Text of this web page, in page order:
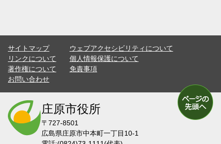
サイトマップ
ウェブアクセシビリティについて
リンクについて
個人情報保護について
著作権について
免責事項
お問い合わせ
庄原市役所
〒727-8501
広島県庄原市中本町一丁目10-1